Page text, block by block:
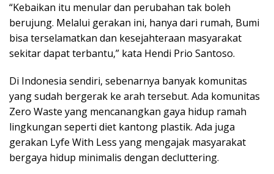
“Kebaikan itu menular dan perubahan tak boleh
berujung. Melalui gerakan ini, hanya dari rumah, Bumi
bisa terselamatkan dan kesejahteraan masyarakat
sekitar dapat terbantu,” kata Hendi Prio Santoso.
Di Indonesia sendiri, sebenarnya banyak komunitas
yang sudah bergerak ke arah tersebut. Ada komunitas
Zero Waste yang mencanangkan gaya hidup ramah
lingkungan seperti diet kantong plastik. Ada juga
gerakan Lyfe With Less yang mengajak masyarakat
bergaya hidup minimalis dengan decluttering.